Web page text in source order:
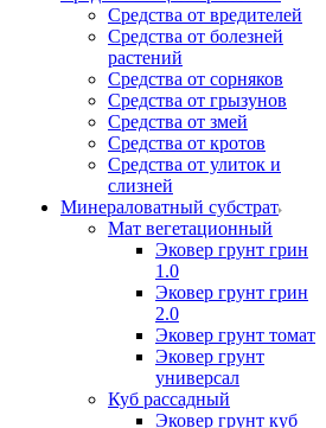
Средства от вредителей
Средства от болезней
растений
Средства от сорняков
Средства от грызунов
Средства от змей
Средства от кротов
Средства от улиток и
слизней
Минераловатный субстрат
Мат вегетационный
Эковер грунт грин
1.0
Эковер грунт грин
2.0
Эковер грунт томат
Эковер грунт
универсал
Куб рассадный
Эковер грунт куб